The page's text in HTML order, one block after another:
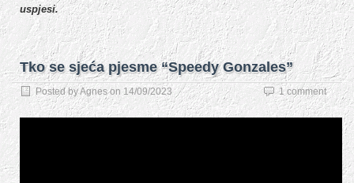
uspjesi.
Tko se sjeća pjesme “Speedy Gonzales”
Posted byAgneson 14/09/2023 1 comment